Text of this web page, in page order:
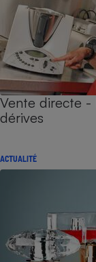
Vente directe -
dérives
ACTUALITÉ